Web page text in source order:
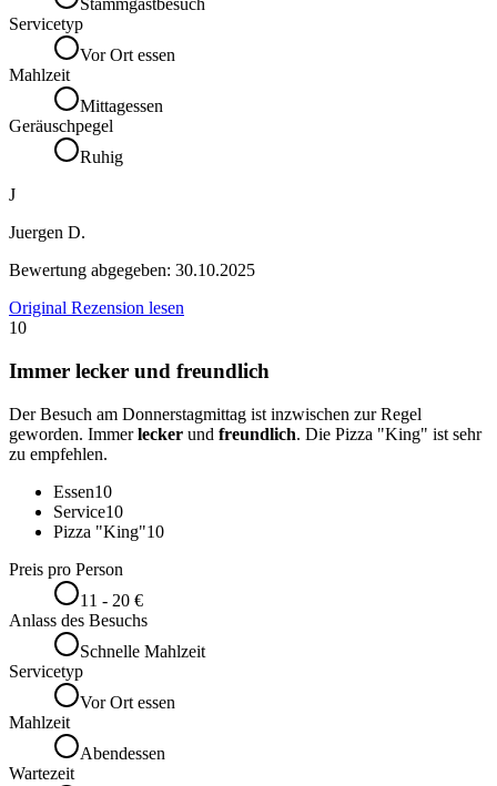
Stammgastbesuch
Servicetyp
Vor Ort essen
Mahlzeit
Mittagessen
Geräuschpegel
Ruhig
J
Juergen D.
Bewertung abgegeben: 30.10.2025
Original Rezension lesen
10
Immer lecker und freundlich
Der Besuch am Donnerstagmittag ist inzwischen zur Regel
geworden. Immerlecker und freundlich. Die Pizza "King" ist sehr
zu empfehlen.
Essen10
Service10
Pizza "King"10
Preis pro Person
11 - 20 €
Anlass des Besuchs
Schnelle Mahlzeit
Servicetyp
Vor Ort essen
Mahlzeit
Abendessen
Wartezeit